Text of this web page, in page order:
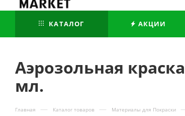
КАТАЛОГ АКЦИИ
Аэрозольная
мл.
Главная — Каталог товаров — Материалы для Покраски